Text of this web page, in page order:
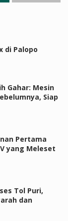
di Palopo
Gahar: Mesin
Siap
Pertama
yang Meleset
Tol Puri,
dan